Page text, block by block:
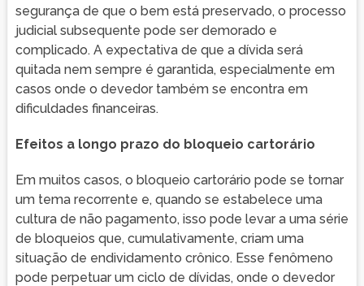
segurança de que o bem está preservado, o processo
judicial subsequente pode ser demorado e
complicado. A expectativa de que a dívida será
quitada nem sempre é garantida, especialmente em
casos onde o devedor também se encontra em
dificuldades financeiras.
Efeitos a longo prazo do bloqueio cartorário
Em muitos casos, o bloqueio cartorário pode se tornar
um tema recorrente e, quando se estabelece uma
cultura de não pagamento, isso pode levar a uma série
de bloqueios que, cumulativamente, criam uma
situação de endividamento crônico. Esse fenômeno
pode perpetuar um ciclo de dívidas, onde o devedor